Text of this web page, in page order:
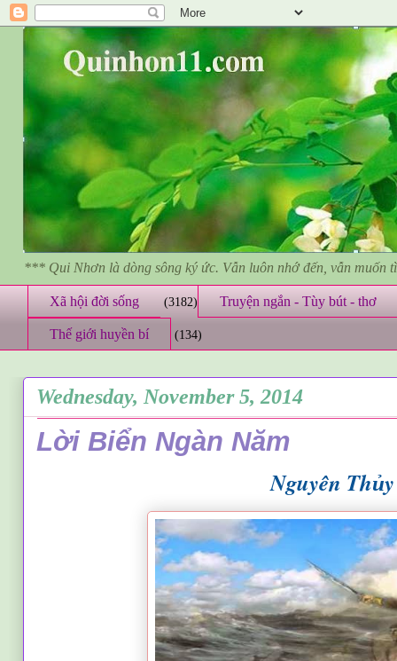
*** Qui Nhơn là dòng sông ký ức. Vẫn luôn nhớ đến, vẫn muốn
Xã hội đời sống (3182) Truyện ngắn - Tùy bút - thơ
Thế giới huyền bí (134)
Wednesday, November 5, 2014
Lời Biển Ngàn Năm
Nguyên Thủy